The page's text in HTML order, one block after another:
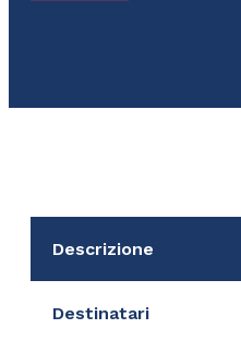
Descrizione
Destinatari